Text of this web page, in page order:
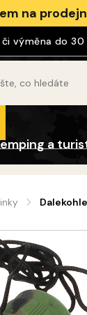
na
do 30
a